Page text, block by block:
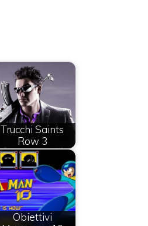
Trucchi Saints
Row 3
Obiettivi